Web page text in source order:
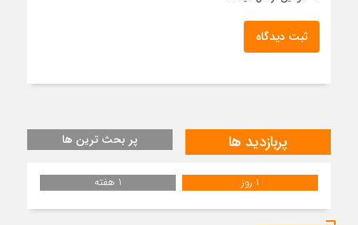
ثبت دیدگاه
پربازدید ها پر بحث ترین ها
1 روز 1 هفته